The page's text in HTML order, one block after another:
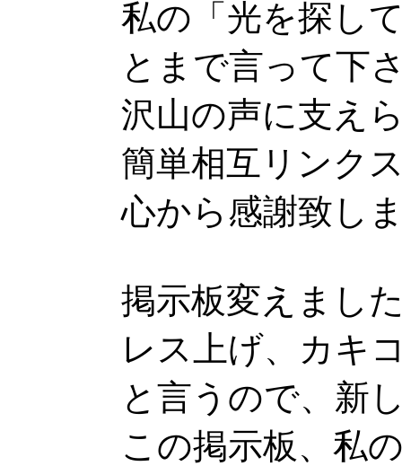
私の「光を探し
とまで言って下
沢山の声に支え
簡単相互リンク
心から感謝致し
掲示板変えまし
レス上げ、カキ
と言うので、新
この掲示板、私